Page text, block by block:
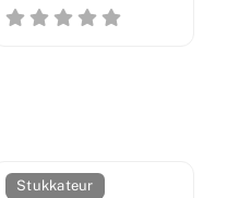
Stukkateur